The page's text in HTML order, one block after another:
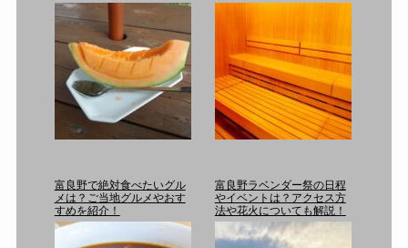
富良野で絶対食べたいグル
メは？ご当地グルメやおす
すめを紹介！
富良野ラベンダー祭の日程
やイベントは？アクセス方
法や花火についても解説！